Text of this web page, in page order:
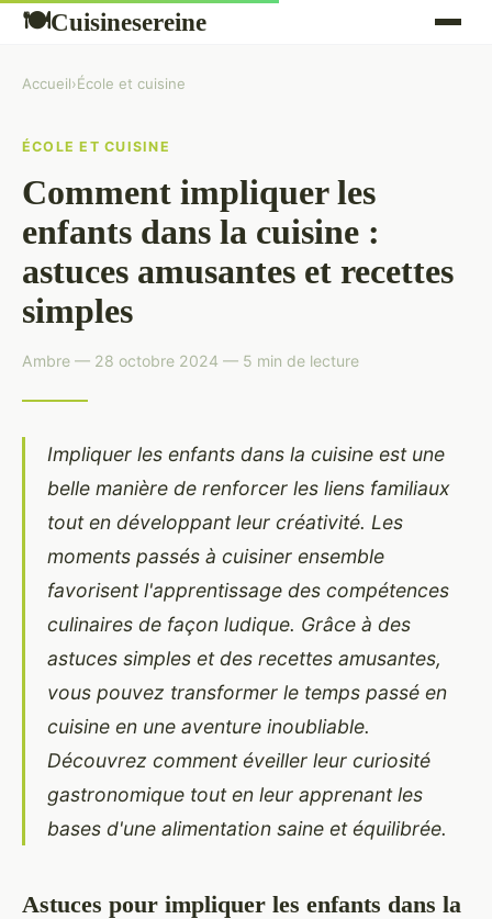
🍽Cuisinesereine
Accueil›École et cuisine
ÉCOLE ET CUISINE
Comment impliquer les
enfants dans la cuisine :
astuces amusantes et recettes
simples
Ambre — 28 octobre 2024 — 5 min de lecture
Impliquer les enfants dans la cuisine est une
belle manière de renforcer les liens familiaux
tout en développant leur créativité. Les
moments passés à cuisiner ensemble
favorisent l'apprentissage des compétences
culinaires de façon ludique. Grâce à des
astuces simples et des recettes amusantes,
vous pouvez transformer le temps passé en
cuisine en une aventure inoubliable.
Découvrez comment éveiller leur curiosité
gastronomique tout en leur apprenant les
bases d'une alimentation saine et équilibrée.
Astuces pour impliquer les enfants dans la